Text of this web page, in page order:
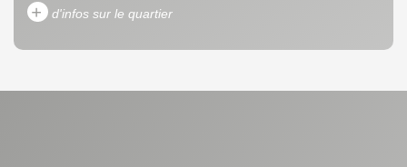
+ d'infos sur le quartier